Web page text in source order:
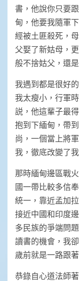
書，他說你只要
甸，他要我隨軍
經被土匪殺死，
父娶了新姑母，
般不捨姑父，還
我遇到都是很好
我太瘦小，行軍
説，他這輩子最
抱到下緬甸，帶
尚，一個當上將
我，徹底改變了
那時緬甸邊區戰
國一帶比較多信
統一，靠近孟加
接近中國和印度
多民族的爭端問
讀書的機會，我
歲前就是一路跟
恭錄自心道法師